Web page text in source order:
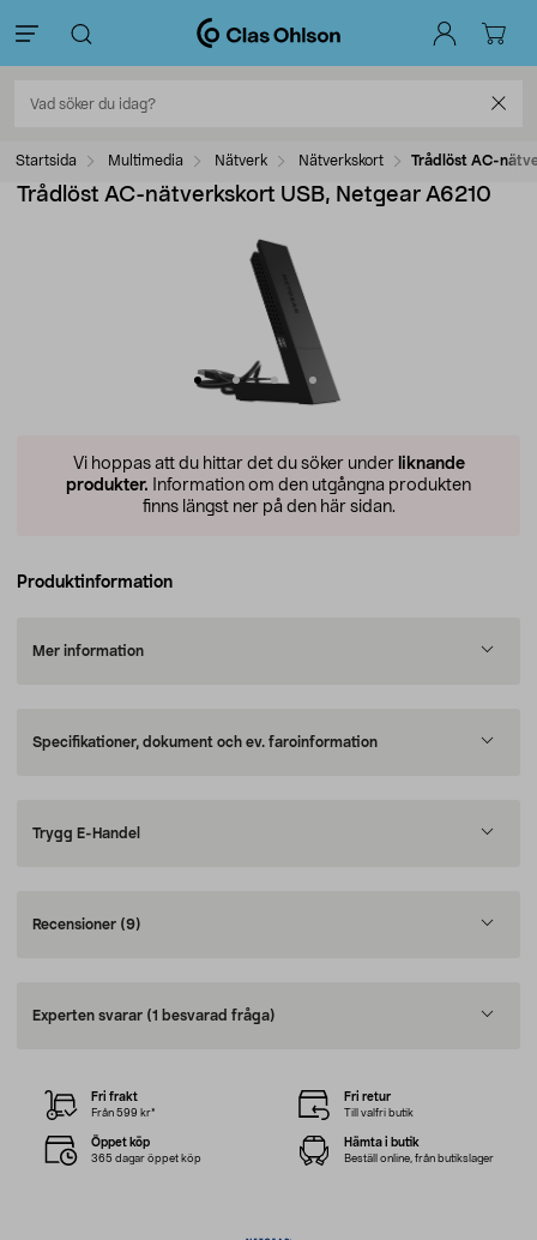
Startsida Multimedia Nätverk Nätverkskort Trådlöst AC-
Trådlöst AC-nätverkskort USB, Netgear A6210
Vi hoppas att du hittar det du söker under liknande
produkter. Information om den utgångna produkten
finns längst ner på den här sidan.
Produktinformation
Mer information
Specifikationer, dokument och ev. faroinformation
Trygg E-Handel
Recensioner (9)
Experten svarar (1 besvarad fråga)
Fri frakt
Från 599 kr*
Fri retur
Till valfri butik
Öppet köp
365 dagar öppet köp
Hämta i butik
Beställ online, från butikslager